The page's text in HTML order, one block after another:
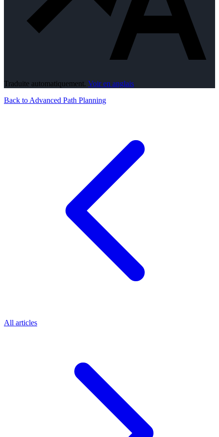
Traduite automatiquement. Voir en anglais
Back to Advanced Path Planning
All articles